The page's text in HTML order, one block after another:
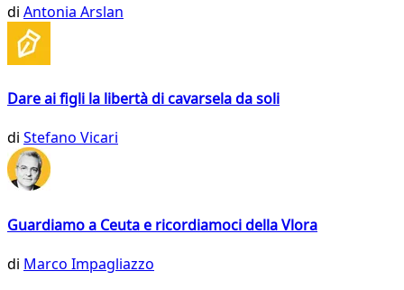
di Antonia Arslan
Dare ai figli la libertà di cavarsela da soli
di Stefano Vicari
Guardiamo a Ceuta e ricordiamoci della Vlora
di Marco Impagliazzo